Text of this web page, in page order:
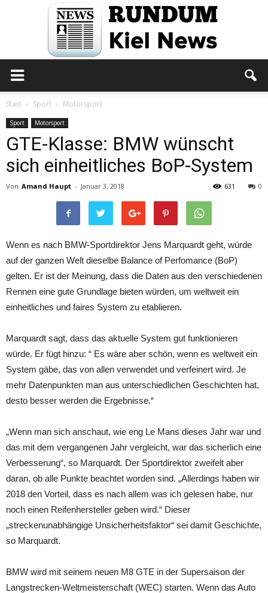
Kiel
Start Sport Motorsport
Sport Motorsport
GTE-Klasse: BMW wünscht
sich einheitliches BoP-System
Von Amand Haupt - Januar 3, 2018 0
631
Wenn es nach BMW-Sportdirektor Jens Marquardt geht, würde
auf der ganzen Welt dieselbe Balance of Perfomance (BoP)
gelten. Er ist der Meinung, dass die Daten aus den verschiedenen
Rennen eine gute Grundlage bieten würden, um weltweit ein
einheitliches und faires System zu etablieren.
Marquardt sagt, dass das aktuelle System gut funktionieren
würde. Er fügt hinzu: “ Es wäre aber schön, wenn es weltweit ein
System gäbe, das von allen verwendet und verfeinert wird. Je
mehr Datenpunkten man aus unterschiedlichen Geschichten hat,
desto besser werden die Ergebnisse.“
„Wenn man sich anschaut, wie eng Le Mans dieses Jahr war und
das mit dem vergangenen Jahr vergleicht, war das sicherlich eine
Verbesserung“, so Marquardt. Der Sportdirektor zweifelt aber
daran, ob alle Punkte beachtet worden sind. „Allerdings haben wir
2018 den Vorteil, dass es nach allem was ich gelesen habe, nur
noch einen Reifenhersteller geben wird.“ Dieser
„streckenunabhängige Unsicherheitsfaktor“ sei damit Geschichte,
so Marquardt.
BMW wird mit seinem neuen M8 GTE in der Supersaison der
Langstrecken-Weltmeisterschaft (WEC) starten. Wenn das Auto